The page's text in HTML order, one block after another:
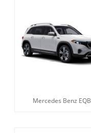
Mercedes Benz EQB